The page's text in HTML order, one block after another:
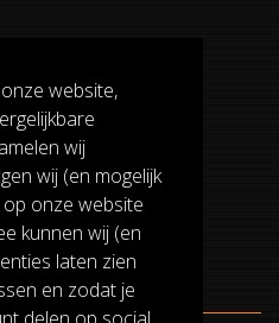
website,
wij
wij (en mogelijk
onze website
kunnen wij (en
laten zien
en zodat je